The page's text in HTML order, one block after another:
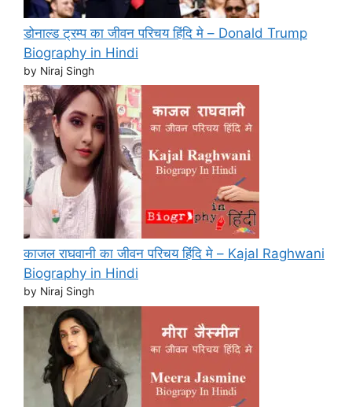
डोनाल्ड ट्रम्प का जीवन परिचय हिंदि मे – Donald Trump
Biography in Hindi
by Niraj Singh
काजल राघवानी का जीवन परिचय हिंदि मे – Kajal Raghwani
Biography in Hindi
by Niraj Singh